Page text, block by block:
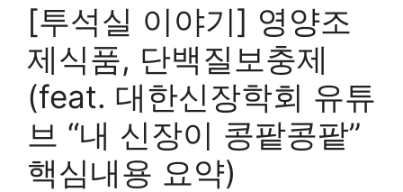
[투석실 이야기] 영양조
제식품, 단백질보충제
(feat. 대한신장학회 유튜
브 “내 신장이 콩팥콩팥”
핵심내용 요약)